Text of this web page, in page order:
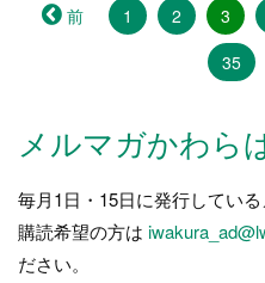
前 1 2 3 （こ
の
ペ
ー
35
メルマガかわら
毎月1日・15日に発行している
購読希望の方は
ださい。